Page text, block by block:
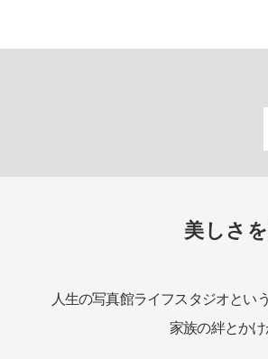
美しさ
人生の写真館ライフスタジオとい
家族の絆とか